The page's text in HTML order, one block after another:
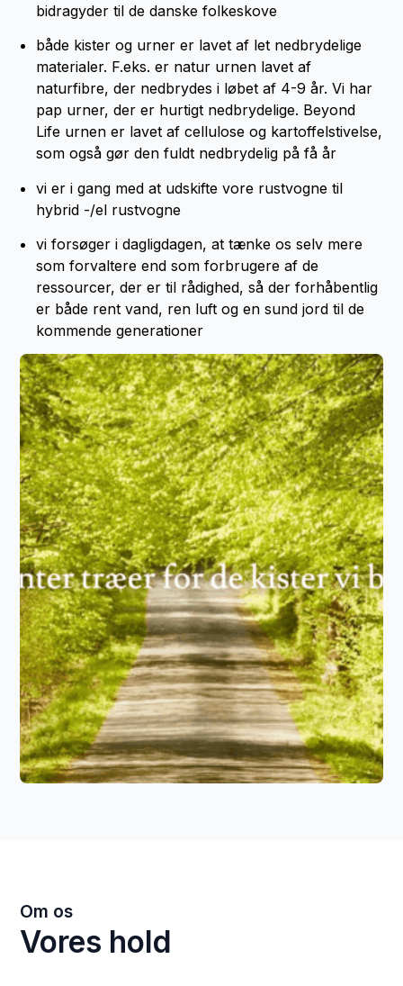
bidragyder til de danske folkeskove
både kister og urner er lavet af let nedbrydelige
materialer. F.eks. er natur urnen lavet af
naturfibre, der nedbrydes i løbet af 4-9 år. Vi har
pap urner, der er hurtigt nedbrydelige. Beyond
Life urnen er lavet af cellulose og kartoffelstivelse,
som også gør den fuldt nedbrydelig på få år
vi er i gang med at udskifte vore rustvogne til
hybrid -/el rustvogne
vi forsøger i dagligdagen, at tænke os selv mere
som forvaltere end som forbrugere af de
ressourcer, der er til rådighed, så der forhåbentlig
er både rent vand, ren luft og en sund jord til de
kommende generationer
Om os
Vores hold